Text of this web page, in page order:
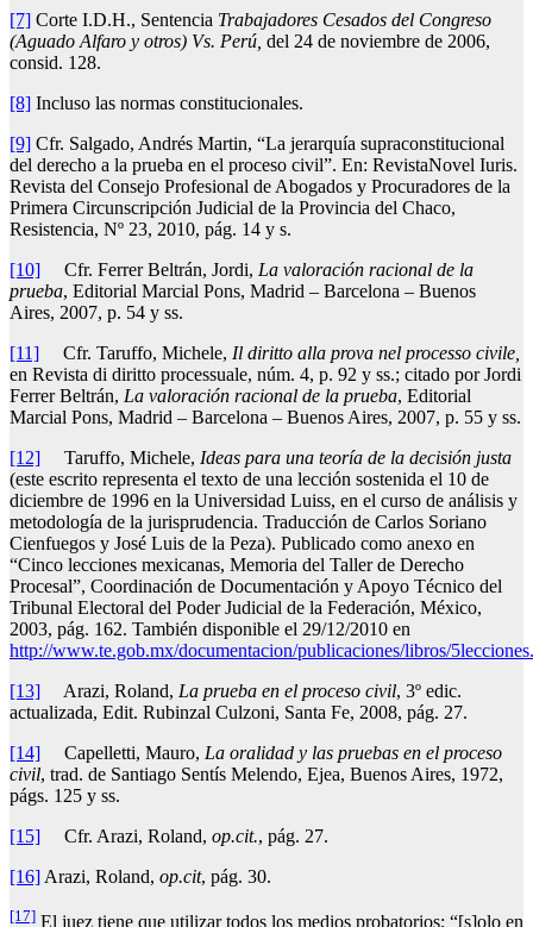
[7] Corte I.D.H., Sentencia Trabajadores Cesados del Congreso
(Aguado Alfaro y otros) Vs. Perú, del 24 de noviembre de 2006,
consid. 128.
[8] Incluso las normas constitucionales.
[9] Cfr. Salgado, Andrés Martin, “La jerarquía supraconstitucional
del derecho a la prueba en el proceso civil”. En: RevistaNovel Iuris.
Revista del Consejo Profesional de Abogados y Procuradores de la
Primera Circunscripción Judicial de la Provincia del Chaco,
Resistencia, Nº 23, 2010, pág. 14 y s.
[10] Cfr. Ferrer Beltrán, Jordi, La valoración racional de la
prueba, Editorial Marcial Pons, Madrid – Barcelona – Buenos
Aires, 2007, p. 54 y ss.
[11] Cfr. Taruffo, Michele, Il diritto alla prova nel processo civile,
en Revista di diritto processuale, núm. 4, p. 92 y ss.; citado por Jordi
Ferrer Beltrán, La valoración racional de la prueba, Editorial
Marcial Pons, Madrid – Barcelona – Buenos Aires, 2007, p. 55 y ss.
[12] Taruffo, Michele, Ideas para una teoría de la decisión justa
(este escrito representa el texto de una lección sostenida el 10 de
diciembre de 1996 en la Universidad Luiss, en el curso de análisis y
metodología de la jurisprudencia. Traducción de Carlos Soriano
Cienfuegos y José Luis de la Peza). Publicado como anexo en
“Cinco lecciones mexicanas, Memoria del Taller de Derecho
Procesal”, Coordinación de Documentación y Apoyo Técnico del
Tribunal Electoral del Poder Judicial de la Federación, México,
2003, pág. 162. También disponible el 29/12/2010 en
http://www.te.gob.mx/documentacion/publicaciones/libros/
[13] Arazi, Roland, La prueba en el proceso civil, 3º edic.
actualizada, Edit. Rubinzal Culzoni, Santa Fe, 2008, pág. 27.
[14] Capelletti, Mauro, La oralidad y las pruebas en el proceso
civil, trad. de Santiago Sentís Melendo, Ejea, Buenos Aires, 1972,
págs. 125 y ss.
[15] Cfr. Arazi, Roland, op.cit., pág. 27.
[16] Arazi, Roland, op.cit, pág. 30.
[17] El juez tiene que utilizar todos los medios probatorios; “[s]olo en